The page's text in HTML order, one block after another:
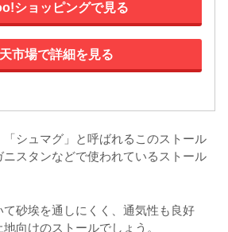
ショッピングで見る
市場で詳細を見る
「シュマグ」と呼ばれるこのストール
スタンなどで使われているストール
砂埃を通しにくく、通気性も良好
向けのストールでしょう。